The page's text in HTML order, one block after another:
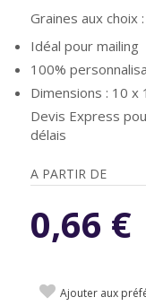
Graines aux
Idéal pour mailing
100%
Dimensions : 10 x
Devis Express
délais
A PARTIR DE
0,66 €
Ajouter aux